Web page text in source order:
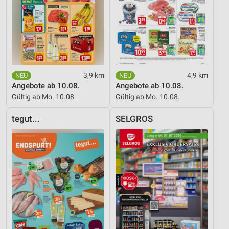
3,9 km
Angebote ab 10.08.
Gültig ab Mo. 10.08.
4,9 km
Angebote ab 10.08.
Gültig ab Mo. 10.08.
tegut... SELGROS
Nicht-IAB-Verarbeitungszwecke:
Notwendig
Performance
Funktional
Werbung